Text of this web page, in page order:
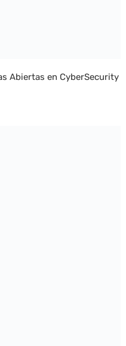
Abiertas en CyberSecurity